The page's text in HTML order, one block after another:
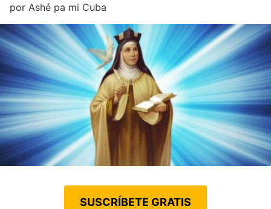
por Ashé pa mi Cuba
SUSCRÍBETE GRATIS